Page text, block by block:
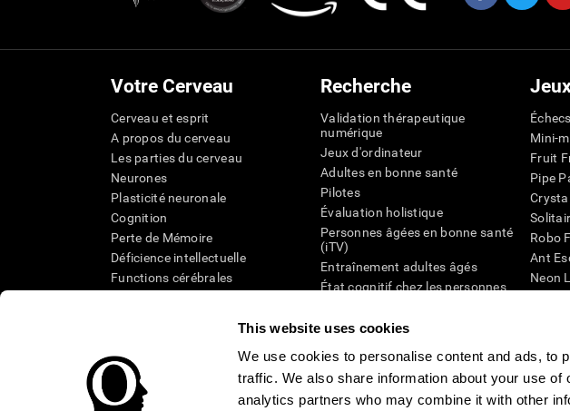
This website uses cookies
We use cookies to personalise content and ads, to
traffic. We also share information about your use
analytics partners who may combine it with other
Votre Cerveau
Cerveau et esprit
A propos du cerveau
Les parties du cerveau
Neurones
Plasticité neuronale
Cognition
Perte de Mémoire
Déficience intellectuelle
Functions cérébrales
Recherche
Validation thérapeutique
numérique
Jeux d'ordinateur
Adultes en bonne santé
Pilotes
Évaluation holistique
Personnes âgées en bonne santé
(iTV)
Entraînement adultes âgés
État cognitif chez les personnes
Révision systémique
Mini-
Fruit
Pipe
Robo
Ant
Neon
Space